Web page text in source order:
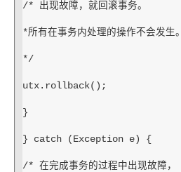
/* 出现故障，就回滚事务。
*所有在事务内处理的操作不会发生。
*/
utx.rollback();
}
} catch (Exception e) {
/* 在完成事务的过程中出现故障，